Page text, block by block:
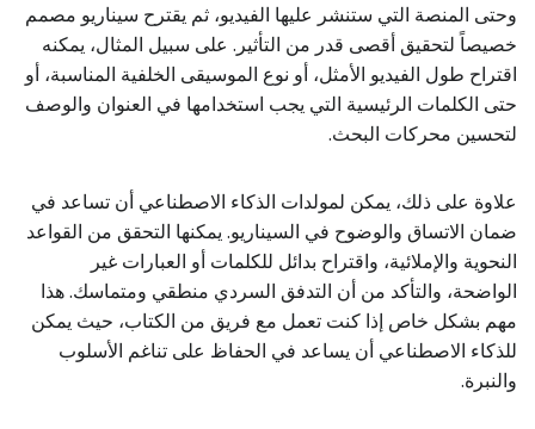
وحتى المنصة التي ستنشر عليها الفيديو، ثم يقترح سيناريو مصمم
خصيصاً لتحقيق أقصى قدر من التأثير. على سبيل المثال، يمكنه
اقتراح طول الفيديو الأمثل، أو نوع الموسيقى الخلفية المناسبة، أو
حتى الكلمات الرئيسية التي يجب استخدامها في العنوان والوصف
لتحسين محركات البحث.
علاوة على ذلك، يمكن لمولدات الذكاء الاصطناعي أن تساعد في
ضمان الاتساق والوضوح في السيناريو. يمكنها التحقق من القواعد
النحوية والإملائية، واقتراح بدائل للكلمات أو العبارات غير
الواضحة، والتأكد من أن التدفق السردي منطقي ومتماسك. هذا
مهم بشكل خاص إذا كنت تعمل مع فريق من الكتاب، حيث يمكن
للذكاء الاصطناعي أن يساعد في الحفاظ على تناغم الأسلوب
والنبرة.